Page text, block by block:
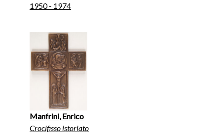
1950 - 1974
Manfrini, Enrico
Crocifisso istoriato